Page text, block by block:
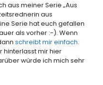
aus meiner Serie „Aus
aus
Serie hat euch gefallen
als vorher :-). Wenn
schreibt mir einfach.
hinterlasst mir hier
würde ich mich sehr